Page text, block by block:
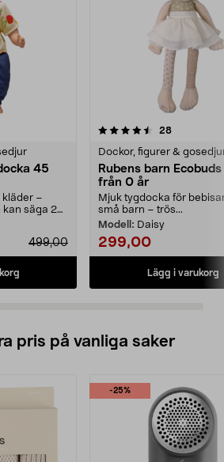
45
kläder –
säga 24
499,00
28recensioner
Dockor, figurer &
Rubens barn
från 0 år
Mjuk tygdocka för
små barn – trös...
Modell: Daisy
299,00
Lägg i varukorg
3.0 av 5 stjärnor
pris på vanliga saker
-25%